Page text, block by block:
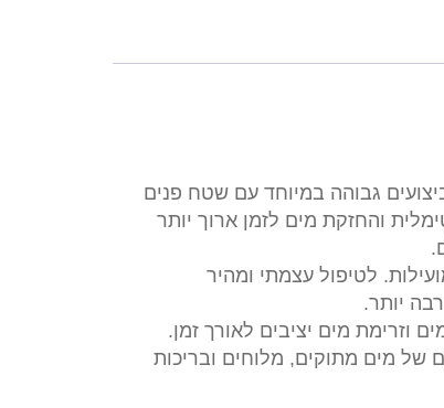
גבוהה במיוחד עם שטח פנים
והחזקת מים לזמן ארוך יותר
לטיפול עצמתי ומהיר
יותר.
וזרימת מים יציבים לאורך זמן.
של מים מתוקים, מלוחים ובריכות